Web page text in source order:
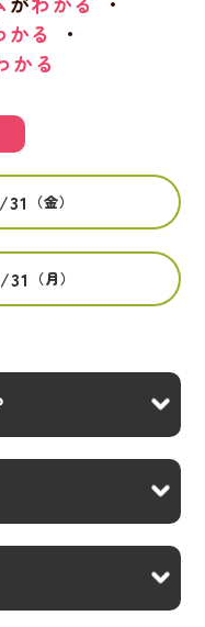
かる
・
かる
31 （金）
31 （月）